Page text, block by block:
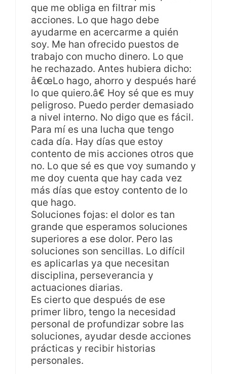
que me obliga en filtrar mis
acciones. Lo que hago debe
ayudarme en acercarme a quién
soy. Me han ofrecido puestos de
trabajo con mucho dinero. Lo que
he rechazado. Antes hubiera dicho:
â€œLo hago, ahorro y después haré
lo que quiero.â€ Hoy sé que es muy
peligroso. Puedo perder demasiado
a nivel interno. No digo que es fácil.
Para mí es una lucha que tengo
cada día. Hay días que estoy
contento de mis acciones otros que
no. Lo que sé es que voy sumando y
me doy cuenta que hay cada vez
más días que estoy contento de lo
que hago.
Soluciones fojas: el dolor es tan
grande que esperamos soluciones
superiores a ese dolor. Pero las
soluciones son sencillas. Lo difícil
es aplicarlas ya que necesitan
disciplina, perseverancia y
actuaciones diarias.
Es cierto que después de ese
primer libro, tengo la necesidad
personal de profundizar sobre las
soluciones, ayudar desde acciones
prácticas y recibir historias
personales.